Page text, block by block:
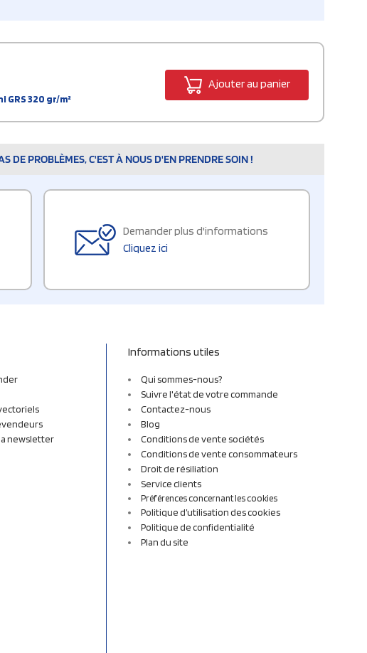
320 gr/m²
Ajouter au panier
DE PROBLÈMES, C'EST À NOUS D'EN PRENDRE SOIN !
Demander plus d'informations
Cliquez ici
newsletter
Informations utiles
Qui sommes-nous?
Suivre l'état de votre commande
Contactez-nous
Blog
Conditions de vente sociétés
Conditions de vente consommateurs
Droit de résiliation
Service clients
Préférences concernant les cookies
Politique d’utilisation des cookies
Politique de confidentialité
Plan du site